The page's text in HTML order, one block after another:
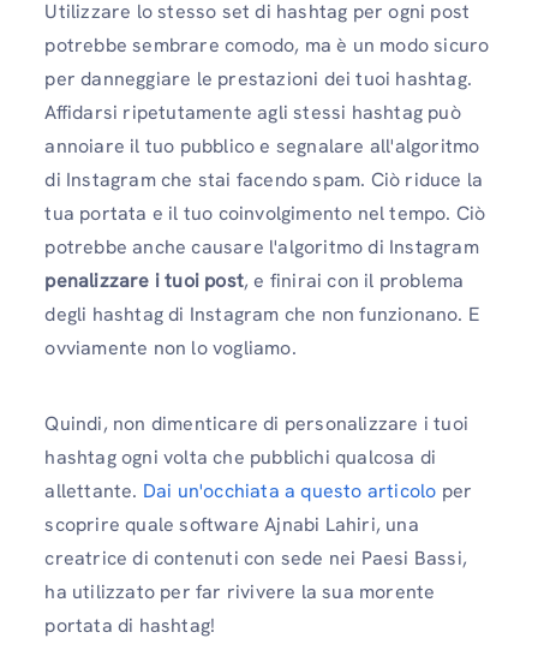
Utilizzare lo stesso set di hashtag per ogni post
potrebbe sembrare comodo, ma è un modo sicuro
per danneggiare le prestazioni dei tuoi hashtag.
Affidarsi ripetutamente agli stessi hashtag può
annoiare il tuo pubblico e segnalare all'algoritmo
di Instagram che stai facendo spam. Ciò riduce la
tua portata e il tuo coinvolgimento nel tempo. Ciò
potrebbe anche causare l'algoritmo di Instagram
penalizzare i tuoi post, e finirai con il problema
degli hashtag di Instagram che non funzionano. E
ovviamente non lo vogliamo.
Quindi, non dimenticare di personalizzare i tuoi
hashtag ogni volta che pubblichi qualcosa di
allettante. Dai un'occhiata a questo articolo per
scoprire quale software Ajnabi Lahiri, una
creatrice di contenuti con sede nei Paesi Bassi,
ha utilizzato per far rivivere la sua morente
portata di hashtag!